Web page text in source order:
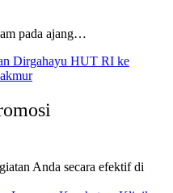
pada ajang…
Anda secara efektif di